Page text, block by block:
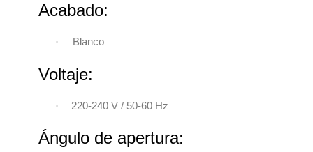
Acabado:
· Blanco
Voltaje:
· 220-240 V / 50-60 Hz
Ángulo de apertura: